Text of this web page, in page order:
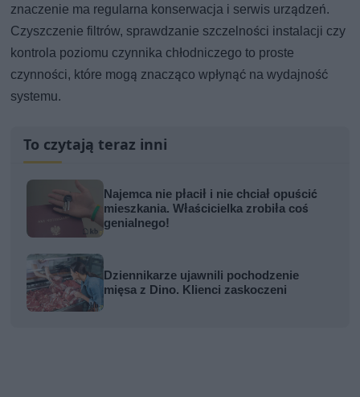
znaczenie ma regularna konserwacja i serwis urządzeń.
Czyszczenie filtrów, sprawdzanie szczelności instalacji czy
kontrola poziomu czynnika chłodniczego to proste
czynności, które mogą znacząco wpłynąć na wydajność
systemu.
To czytają teraz inni
Najemca nie płacił i nie chciał opuścić
mieszkania. Właścicielka zrobiła coś
genialnego!
Dziennikarze ujawnili pochodzenie
mięsa z Dino. Klienci zaskoczeni